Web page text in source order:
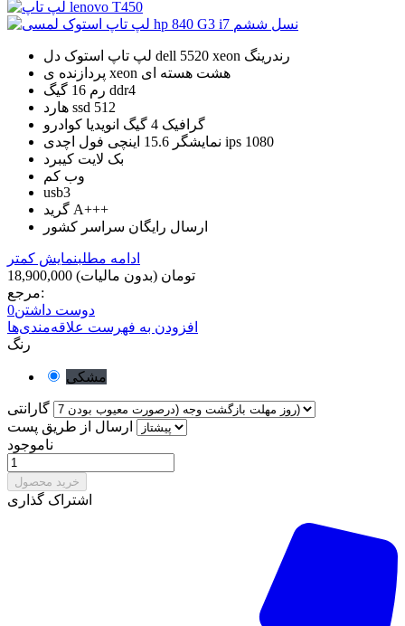
لپ تاپ استوک دل dell 5520 xeon رندرینگ
پردازنده ی xeon هشت هسته ای
رم 16 گیگ ddr4
هارد ssd 512
گرافیک 4 گیگ انویدیا کوادرو
نمایشگر 15.6 اینچی فول اچدی ips 1080
بک لایت کیبرد
وب کم
usb3
گرید A+++
ارسال رایگان سراسر کشور
ادامه مطلبنمایش کمتر
18,900,000 تومان (بدون مالیات)
مرجع:
دوست داشتن0
افزودن به فهرست علاقه‌مندی‌ها
رنگ
مشکی
گارانتی
ارسال از طریق پست
ناموجود
خرید محصول
اشتراک گذاری